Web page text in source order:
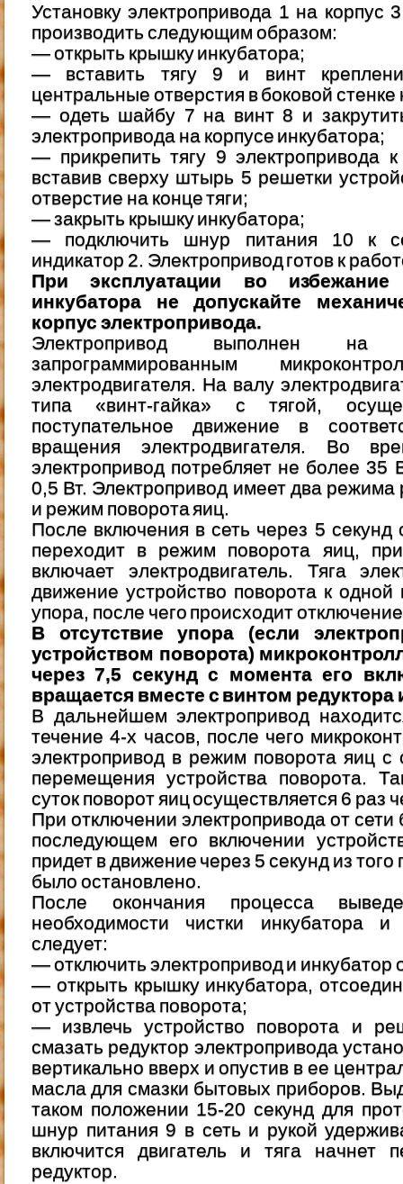
Установку электропривода 1 на корпус
производить следующим образом:
— открыть крышку инкубатора;
— вставить тягу 9 и винт
центральные отверстия в боковой стенке
— одеть шайбу 7 на винт 8 и
электропривода на корпусе инкубатора;
— прикрепить тягу 9 электропривода
вставив сверху штырь 5 решетки
отверстие на конце тяги;
— закрыть крышку инкубатора;
— подключить шнур питания 10 к
индикатор 2. Электропривод готов к
При эксплуатации во избежание
инкубатора не допускайте
корпус электропривода.
Электропривод выполнен на
запрограммированным
электродвигателя. На валу
типа «винт-гайка» с тягой,
поступательное движение в
вращения электродвигателя. Во
электропривод потребляет не более
0,5 Вт. Электропривод имеет два
и режим поворота яиц.
После включения в сеть через 5 секунд
переходит в режим поворота яиц,
включает электродвигатель. Тяга
движение устройство поворота к одной
упора, после чего происходит
В отсутствие упора (если
устройством поворота)
через 7,5 секунд с момента его
вращается вместе с винтом
В дальнейшем электропривод
течение 4-х часов, после чего
электропривод в режим поворота яиц
перемещения устройства поворота.
суток поворот яиц осуществляется 6 раз
При отключении электропривода от
последующем его включении
придет в движение через 5 секунд из
было остановлено.
После окончания процесса
необходимости чистки инкубатора
следует:
— отключить электропривод и инкубатор
— открыть крышку инкубатора,
от устройства поворота;
— извлечь устройство поворота и
смазать редуктор электропривода
вертикально вверх и опустив в ее
масла для смазки бытовых приборов.
таком положении 15-20 секунд для
шнур питания 9 в сеть и рукой
включится двигатель и тяга начнет
редуктор.